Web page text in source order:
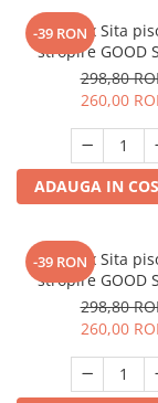
-39 RON
SET: 12 x Sita
stropire GOOD
PROScent 60+,
298,80
260,00
ADAUGA IN COS
-39 RON
SET: 12 x Sita
stropire GOOD
PROScent 60+,
298,80
260,00